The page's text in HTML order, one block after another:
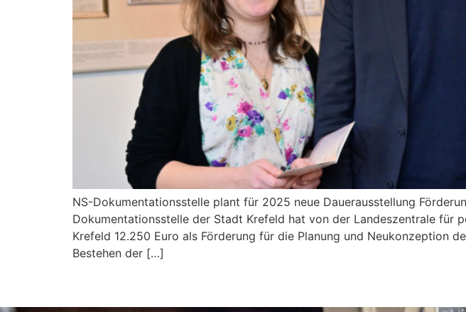
NS-Dokumentationsstelle plant für 2025 neue Dauerausstellung
Dokumentationsstelle der Stadt Krefeld hat von der Landeszentrale für
Krefeld 12.250 Euro als Förderung für die Planung und Neukonzeption
Bestehen der […]